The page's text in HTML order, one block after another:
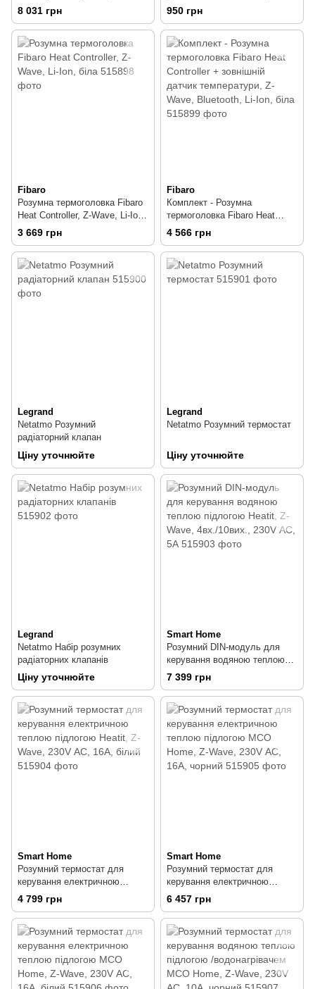
85мм, макс. 15A, чорний
8 031 грн
Bluetooth, CR2032, білий
950 грн
Fibaro
Розумна термоголовка Fibaro
Heat Controller, Z-Wave, Li-Ion,
біла
3 669 грн
Fibaro
Комплект - Розумна
термоголовка Fibaro Heat
Controller + зовнішній датчик
температури, Z-Wave,
Bluetooth, Li-Ion, біла
4 566 грн
Legrand
Netatmo Розумний
радіаторний клапан
Ціну уточнюйте
Legrand
Netatmo Розумний термостат
Ціну уточнюйте
Legrand
Netatmo Набір розумних
радіаторних клапанів
Ціну уточнюйте
Smart Home
Розумний DIN-модуль для
керування водяною теплою
підлогою Heatit, Z-Wave,
4вх./10вих., 230V АС, 5А
7 399 грн
Smart Home
Розумний термостат для
керування електричною
теплою підлогою Heatit, Z-
Wave, 230V АС, 16А, білий
4 799 грн
Smart Home
Розумний термостат для
керування електричною
теплою підлогою MCO Home,
Z-Wave, 230V АС, 16А, чорний
6 457 грн